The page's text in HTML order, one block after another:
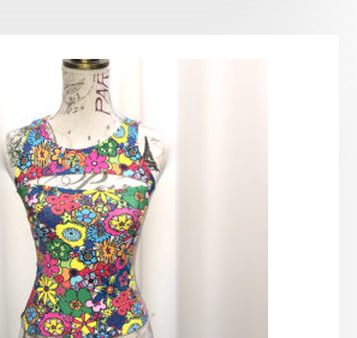
胸あきトップスポップ調
¥4,400